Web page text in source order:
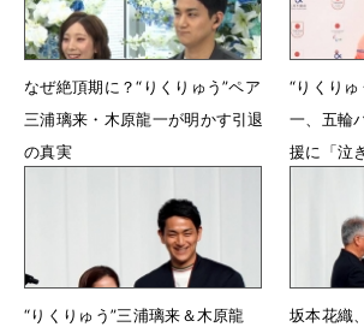
なぜ絶頂期に？“りくりゅう”ペア
三浦璃来・木原龍一が明かす引退
の真実
“りくり
一、五輪
援に「泣
4月25
“りくりゅう”三浦璃来＆木原龍
坂本花織